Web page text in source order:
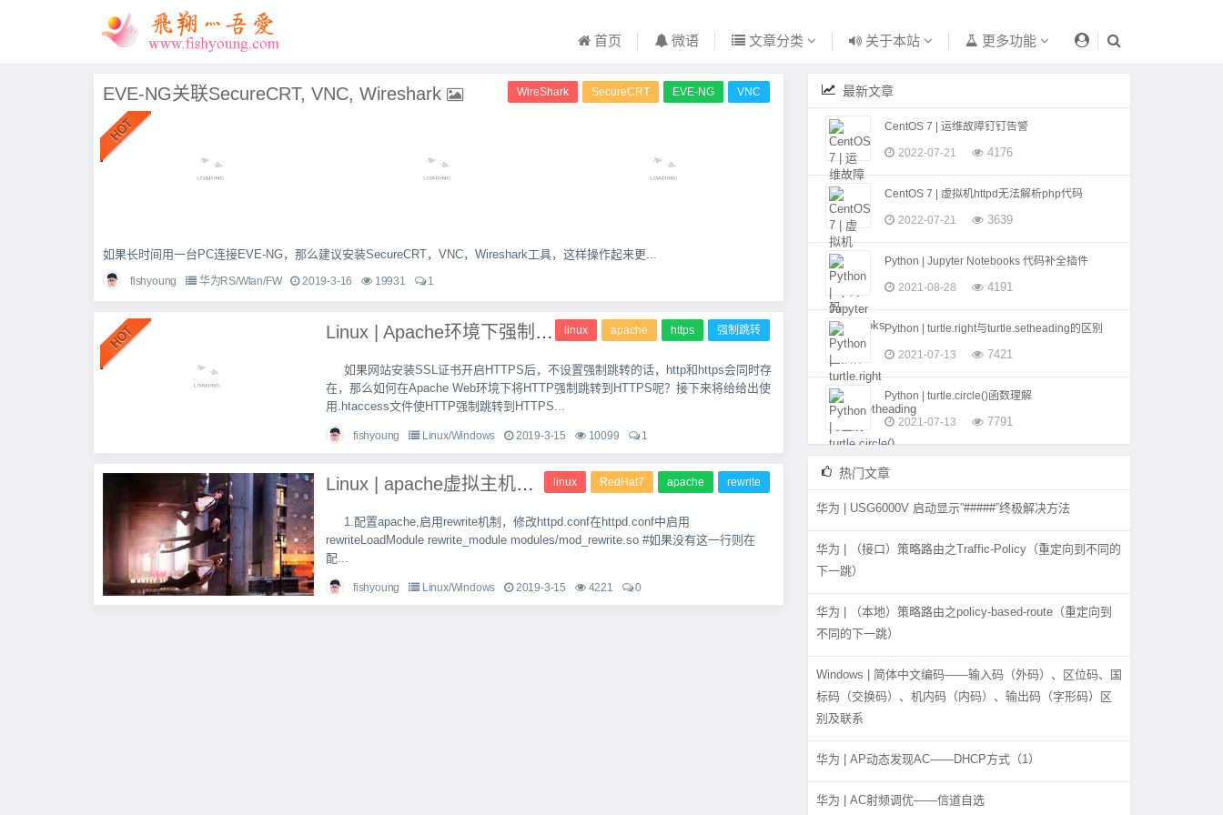
首页 微语 文章分类 关于本站 更多功能
WireShark SecureCRT EVE-NG VNC
EVE-NG关联SecureCRT, VNC, Wireshark
如果长时间用一台PC连接EVE-NG，那么建议安装SecureCRT，VNC，Wireshark工具，这样操作起来更...
fishyoung 华为RS/Wlan/FW 2019-3-16 19931 1
linux apache https 强制跳转
Linux | Apache环境下强制http跳转至https的配置总结
如果网站安装SSL证书开启HTTPS后，不设置强制跳转的话，http和https会同时存
在，那么如何在Apache Web环境下将HTTP强制跳转到HTTPS呢？接下来将给给出使
用.htaccess文件使HTTP强制跳转到HTTPS...
fishyoung Linux/Windows 2019-3-15 10099 1
linux RedHat7 apache rewrite
Linux | apache虚拟主机和rewrite配置规则解释
1.配置apache,启用rewrite机制，修改httpd.conf在httpd.conf中启用
rewriteLoadModule rewrite_module modules/mod_rewrite.so #如果没有这一行则在
配...
fishyoung Linux/Windows 2019-3-15 4221 0
最新文章
CentOS 7 | 运维故障钉钉告警
2022-07-21 4176
CentOS 7 | 虚拟机httpd无法解析php代码
2022-07-21 3639
Python | Jupyter Notebooks 代码补全插件
2021-08-28 4191
Python | turtle.right与turtle.setheading的区别
2021-07-13 7421
Python | turtle.circle()函数理解
2021-07-13 7791
热门文章
华为 | USG6000V 启动显示”#####”终极解决方法
华为 | （接口）策略路由之Traffic-Policy（重定向到不同的
下一跳）
华为 | （本地）策略路由之policy-based-route（重定向到
不同的下一跳）
Windows | 简体中文编码——输入码（外码）、区位码、国
标码（交换码）、机内码（内码）、输出码（字形码）区
别及联系
华为 | AP动态发现AC——DHCP方式（1）
华为 | AC射频调优——信道自选